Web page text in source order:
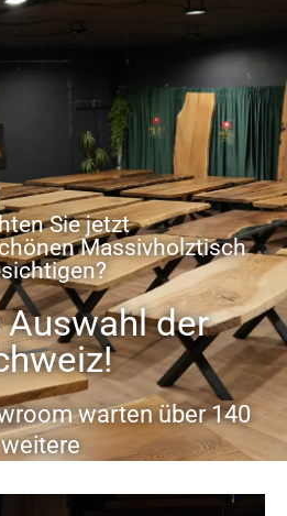
Sie jetzt
Massivholztisch
der
warten über 140
weitere